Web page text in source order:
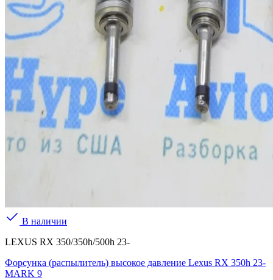
В наличии
LEXUS RX 350/350h/500h 23-
Форсунка (распылитель) высокое давление Lexus RX 350h 23-
MARK 9